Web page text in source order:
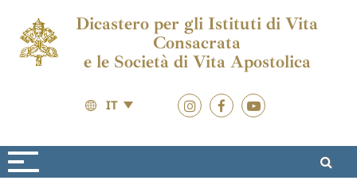
Dicastero per gli Istituti di Vita
Consacrata
e le Società di Vita Apostolica
IT
Attualità